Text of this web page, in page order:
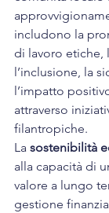
includono la
di lavoro etiche,
l’inclusione, la
l’impatto
attraverso
filantropiche.
La sostenibilità
alla capacità di
valore a lungo
gestione